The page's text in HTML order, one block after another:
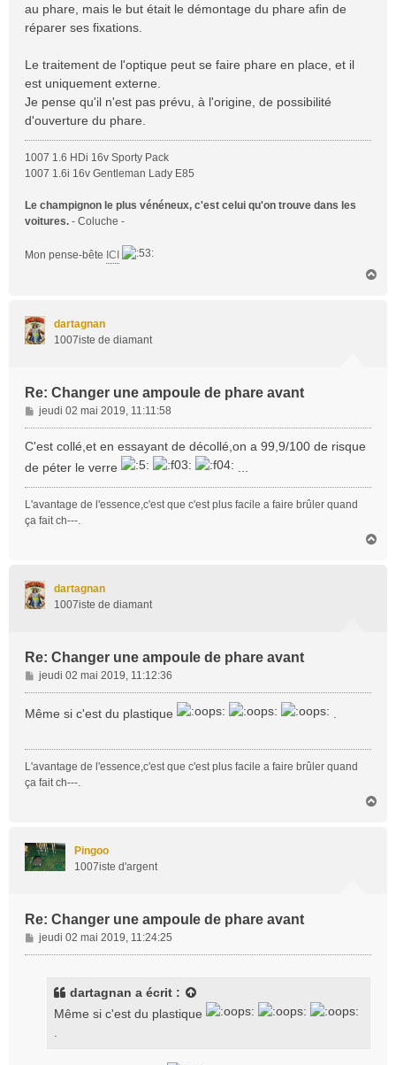
au phare, mais le but était le démontage du phare afin de
réparer ses fixations.
Le traitement de l'optique peut se faire phare en place, et il
est uniquement externe.
Je pense qu'il n'est pas prévu, à l'origine, de possibilité
d'ouverture du phare.
1007 1.6 HDi 16v Sporty Pack
1007 1.6i 16v Gentleman Lady E85
Le champignon le plus vénéneux, c'est celui qu'on trouve dans les
voitures. - Coluche -
Mon pense-bête ICI
dartagnan
1007iste de diamant
Re: Changer une ampoule de phare avant
M
e
s
a
g
e
jeudi 02 mai 2019, 11:11:58
C'est collé,et en essayant de décollé,on a 99,9/100 de risque
de péter le verre
L'avantage de l'essence,c'est que c'est plus facile a faire brûler quand
ça fait ch---.
dartagnan
1007iste de diamant
Re: Changer une ampoule de phare avant
M
e
s
e
jeudi 02 mai 2019, 11:12:36
Même si c'est du plastique
L'avantage de l'essence,c'est que c'est plus facile a faire brûler quand
ça fait ch---.
Pingoo
1007iste d'argent
Re: Changer une ampoule de phare avant
M
e
jeudi 02 mai 2019, 11:24:25
dartagnan a écrit :
Même si c'est du plastique